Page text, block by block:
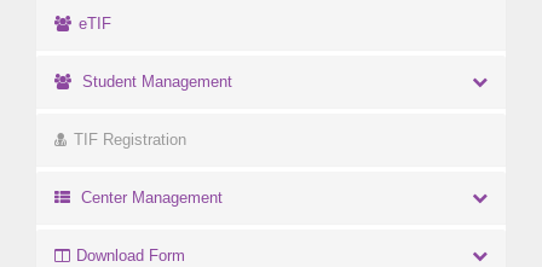
eTIF
Student Management
TIF Registration
Center Management
Download Form